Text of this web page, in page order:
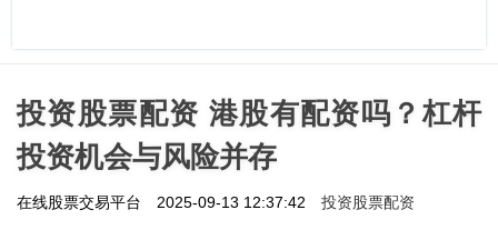
投资股票配资 港股有配资吗？杠杆
投资机会与风险并存
在线股票交易平台 2025-09-13 12:37:42 投资股票配资